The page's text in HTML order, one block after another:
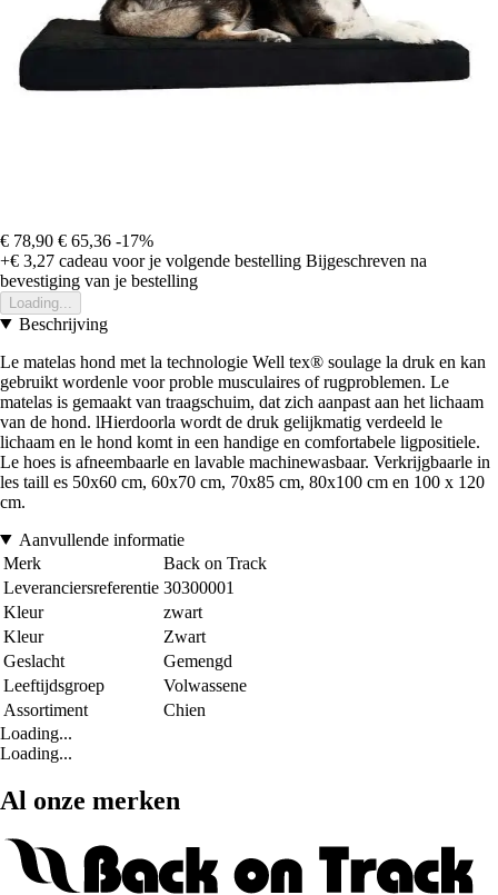
€ 78,90 € 65,36 -17%
+€ 3,27 cadeau voor je volgende bestelling Bijgeschreven na
bevestiging van je bestelling
Loading...
Beschrijving
Le matelas hond met la technologie Well tex® soulage la druk en kan
gebruikt wordenle voor proble musculaires of rugproblemen. Le
matelas is gemaakt van traagschuim, dat zich aanpast aan het lichaam
van de hond. lHierdoorla wordt de druk gelijkmatig verdeeld le
lichaam en le hond komt in een handige en comfortabele ligpositiele.
Le hoes is afneembaarle en lavable machinewasbaar. Verkrijgbaarle in
les taill es 50x60 cm, 60x70 cm, 70x85 cm, 80x100 cm en 100 x 120
cm.
Aanvullende informatie
Merk
Back on Track
Leveranciersreferentie 30300001
Kleur
zwart
Kleur
Zwart
Geslacht
Gemengd
Leeftijdsgroep
Volwassene
Assortiment
Chien
Loading...
Loading...
Al onze merken